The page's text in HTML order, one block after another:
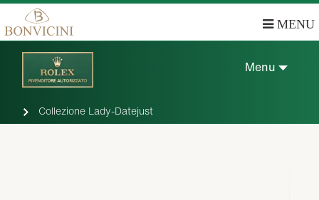
MENU
Menu
Collezione Lady-Datejust